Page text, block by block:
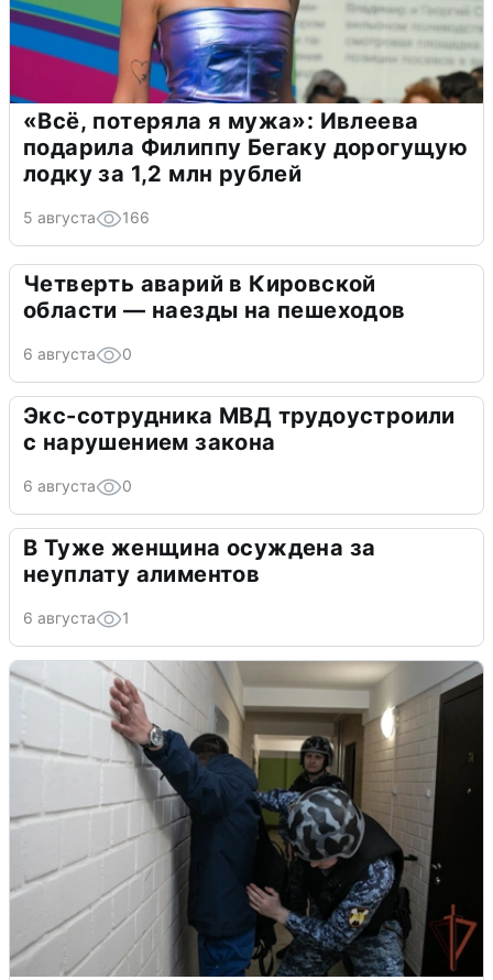
«Всё, потеряла я мужа»: Ивлеева
подарила Филиппу Бегаку дорогущую
лодку за 1,2 млн рублей
5 августа 166
Четверть аварий в Кировской
области — наезды на пешеходов
6 августа 0
Экс-сотрудника МВД трудоустроили
с нарушением закона
6 августа 0
В Туже женщина осуждена за
неуплату алиментов
6 августа 1